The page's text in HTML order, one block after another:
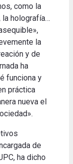
como la
la holografía…
la
y de
ha
funciona y
práctica
nueva el
de
ha dicho